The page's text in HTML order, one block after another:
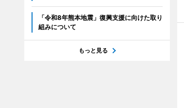
「令和8年熊本地震」復興支援に向けた取り
組みについて
もっと見る